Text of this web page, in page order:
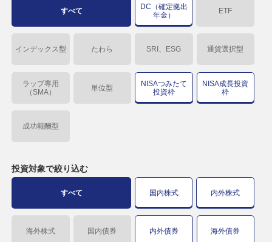
すべて
DC（確定拠出
年金）
ETF
インデックス型 たわら SRI、ESG 通貨選択型
ラップ専用
（SMA）
単位型
NISAつみたて
投資枠
NISA成長投資
枠
成功報酬型
投資対象で絞り込む
すべて 国内株式 内外株式
海外株式 国内債券 内外債券 海外債券